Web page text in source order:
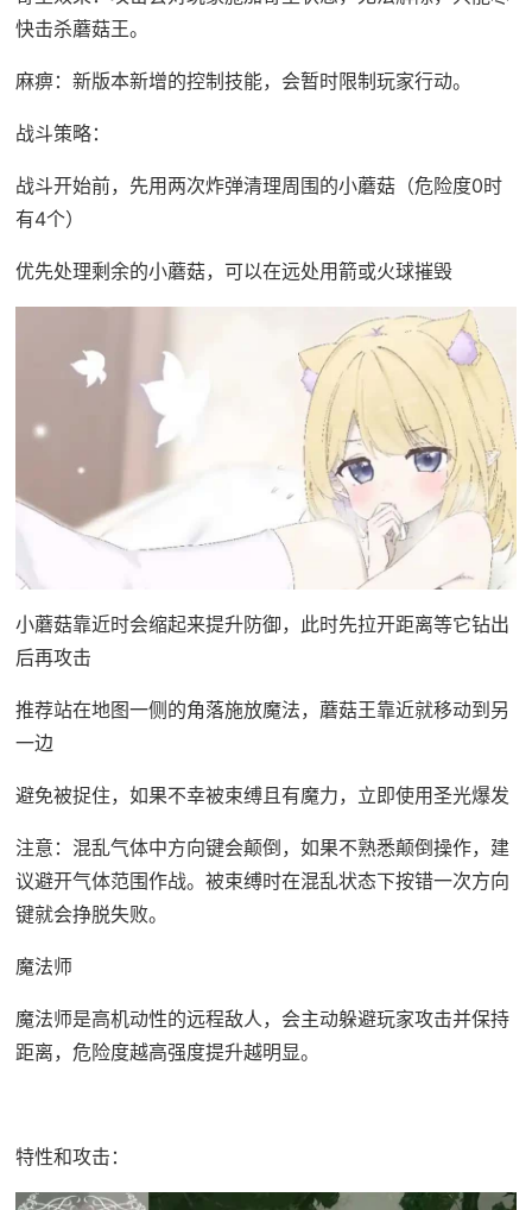
快击杀蘑菇王。
麻痹：新版本新增的控制技能，会暂时限制玩家行动。
战斗策略：
战斗开始前，先用两次炸弹清理周围的小蘑菇（危险度0时
有4个）
优先处理剩余的小蘑菇，可以在远处用箭或火球摧毁
小蘑菇靠近时会缩起来提升防御，此时先拉开距离等它钻出
后再攻击
推荐站在地图一侧的角落施放魔法，蘑菇王靠近就移动到另
一边
避免被捉住，如果不幸被束缚且有魔力，立即使用圣光爆发
注意：混乱气体中方向键会颠倒，如果不熟悉颠倒操作，建
议避开气体范围作战。被束缚时在混乱状态下按错一次方向
键就会挣脱失败。
魔法师
魔法师是高机动性的远程敌人，会主动躲避玩家攻击并保持
距离，危险度越高强度提升越明显。
特性和攻击：